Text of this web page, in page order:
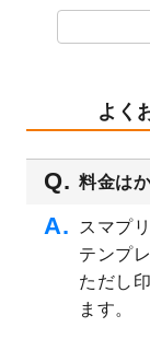
2023/9/1
2023/8/18
2023/8/7
よく
料金は
スマプリ
テンプ
ただし
ます。